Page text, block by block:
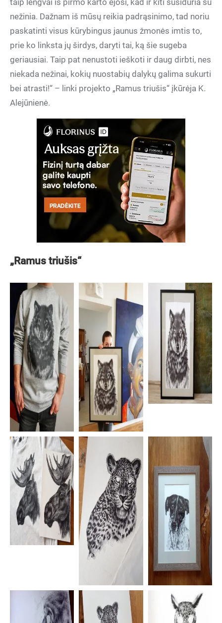
taip lengvai iš pirmo karto ėjosi, kad ir kiti susiduria su
nežinia. Dažnam iš mūsų reikia padrąsinimo, tad noriu
paskatinti visus kūrybingus jaunus žmonės imtis to,
prie ko linksta jų širdys, daryti tai, ką šie sugeba
geriausiai. Taip pat nenustoti ieškoti ir daug dirbti, nes
niekada nežinai, kokių nuostabių dalykų galima sukurti
bei atrasti!“ – linki projekto „Ramus triušis“ įkūrėja K.
Alejūnienė.
„Ramus triušis“